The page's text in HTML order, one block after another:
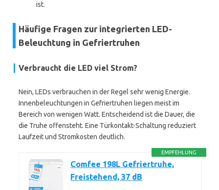
ist.
Häufige Fragen zur integrierten LED-
Beleuchtung in Gefriertruhen
Verbraucht die LED viel Strom?
Nein, LEDs verbrauchen in der Regel sehr wenig Energie.
Innenbeleuchtungen in Gefriertruhen liegen meist im
Bereich von wenigen Watt. Entscheidend ist die Dauer, die
die Truhe offensteht. Eine Türkontakt-Schaltung reduziert
Laufzeit und Stromkosten deutlich.
EMPFEHLUNG
Comfee 198L Gefriertruhe,
Freistehend, 37 dB